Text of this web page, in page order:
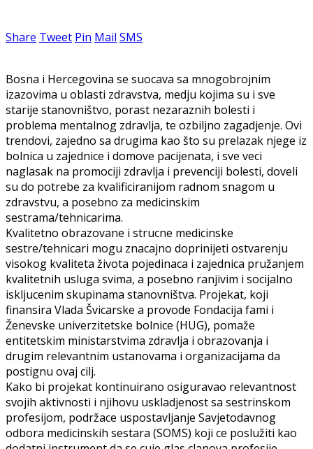
Share Tweet Pin Mail SMS
Bosna i Hercegovina se suocava sa mnogobrojnim
izazovima u oblasti zdravstva, medju kojima su i sve
starije stanovništvo, porast nezaraznih bolesti i
problema mentalnog zdravlja, te ozbiljno zagadjenje. Ovi
trendovi, zajedno sa drugima kao što su prelazak njege iz
bolnica u zajednice i domove pacijenata, i sve veci
naglasak na promociji zdravlja i prevenciji bolesti, doveli
su do potrebe za kvalificiranijom radnom snagom u
zdravstvu, a posebno za medicinskim
sestrama/tehnicarima.
Kvalitetno obrazovane i strucne medicinske
sestre/tehnicari mogu znacajno doprinijeti ostvarenju
visokog kvaliteta života pojedinaca i zajednica pružanjem
kvalitetnih usluga svima, a posebno ranjivim i socijalno
iskljucenim skupinama stanovništva. Projekat, koji
finansira Vlada Švicarske a provode Fondacija fami i
Ženevske univerzitetske bolnice (HUG), pomaže
entitetskim ministarstvima zdravlja i obrazovanja i
drugim relevantnim ustanovama i organizacijama da
postignu ovaj cilj.
Kako bi projekat kontinuirano osiguravao relevantnost
svojih aktivnosti i njihovu uskladjenost sa sestrinskom
profesijom, podržace uspostavljanje Savjetodavnog
odbora medicinskih sestara (SOMS) koji ce poslužiti kao